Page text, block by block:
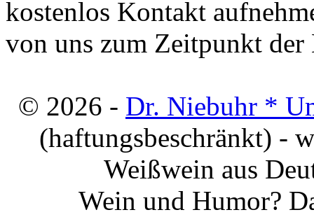
kostenlos Kontakt
von uns zum Zeitpunkt
© 2026 - Dr. Niebuhr *
(haftungsbeschränkt) -
Weißwein aus
Wein und Humor?